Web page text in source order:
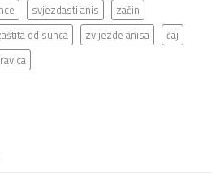
svjezdasti anis
začin
od sunca zvijezde anisa
čaj